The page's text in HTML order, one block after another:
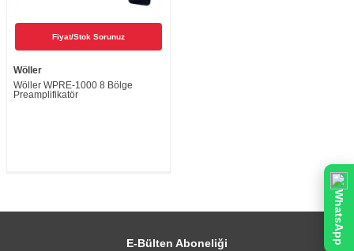
Fiyat/Stok Sorunuz
Wöller
Wöller WPRE-1000 8 Bölge
Preamplifikatör
E-Bülten Aboneliği WhatsApp